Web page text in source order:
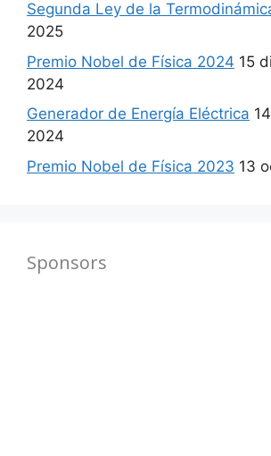
Segunda Ley de la
2025
Premio Nobel de Física 2024 15
2024
Generador de Energía Eléctrica
2024
Premio Nobel de Física 2023 13
Sponsors